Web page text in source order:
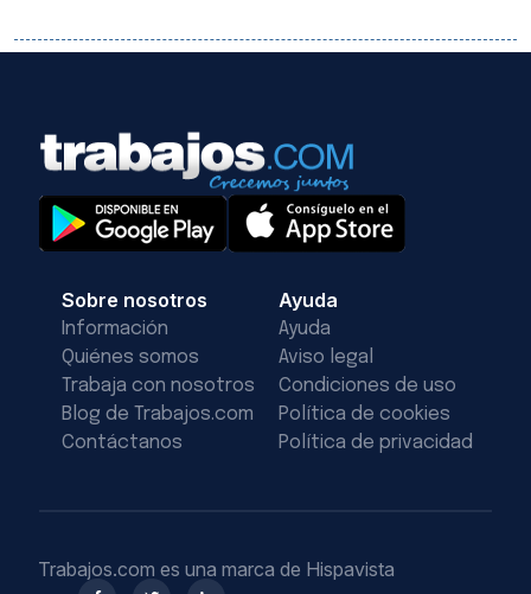
Sobre nosotros
Información
Quiénes somos
Trabaja con nosotros
Blog de Trabajos.com
Contáctanos
Ayuda
Ayuda
Aviso legal
Condiciones de uso
Política de cookies
Política de privacidad
Trabajos.com es una marca de Hispavista